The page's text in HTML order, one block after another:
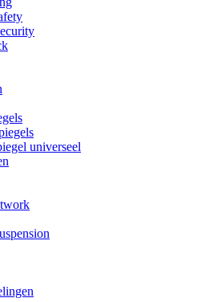
universeel